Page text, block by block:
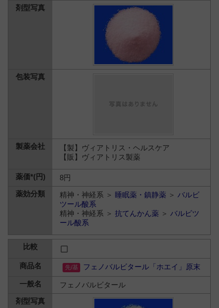
【製】ヴィアトリス・ヘルスケア
【販】ヴィアトリス製薬
8円
精神・神経系 ＞ 睡眠薬・鎮静薬 ＞ バルビ
ツール酸系
精神・神経系 ＞抗てんかん薬 ＞ バルビツ
ール酸系
フェノバルビタール「ホエイ」原末
フェノバルビタール